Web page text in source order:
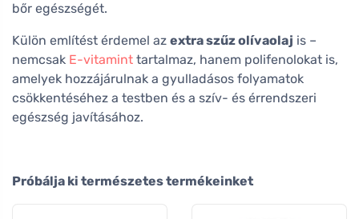
bőr egészségét.
Külön említést érdemel az extra szűz olívaolaj is –
nemcsak E-vitamint tartalmaz, hanem polifenolokat is,
amelyek hozzájárulnak a gyulladásos folyamatok
csökkentéséhez a testben és a szív- és érrendszeri
egészség javításához.
Próbálja ki természetes termékeinket